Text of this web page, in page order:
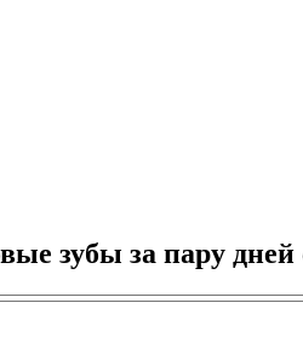
зубы за пару дней